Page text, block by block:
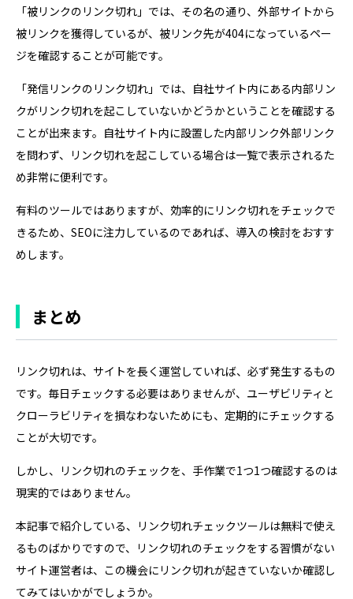
「被リンクのリンク切れ」では、その名の通り、外部サイトから
被リンクを獲得しているが、被リンク先が404になっているペー
ジを確認することが可能です。
「発信リンクのリンク切れ」では、自社サイト内にある内部リン
クがリンク切れを起こしていないかどうかということを確認する
ことが出来ます。自社サイト内に設置した内部リンク外部リンク
を問わず、リンク切れを起こしている場合は一覧で表示されるた
め非常に便利です。
有料のツールではありますが、効率的にリンク切れをチェックで
きるため、SEOに注力しているのであれば、導入の検討をおすす
めします。
まとめ
リンク切れは、サイトを長く運営していれば、必ず発生するもの
です。毎日チェックする必要はありませんが、ユーザビリティと
クローラビリティを損なわないためにも、定期的にチェックする
ことが大切です。
しかし、リンク切れのチェックを、手作業で1つ1つ確認するのは
現実的ではありません。
本記事で紹介している、リンク切れチェックツールは無料で使え
るものばかりですので、リンク切れのチェックをする習慣がない
サイト運営者は、この機会にリンク切れが起きていないか確認し
てみてはいかがでしょうか。